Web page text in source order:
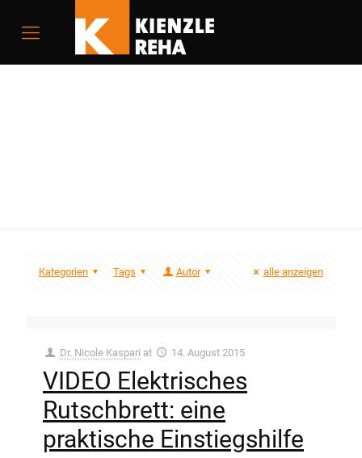
Kategorien Tags Autor alle anzeigen
Dr. Nicole Kaspari at 14. August 2015
VIDEO Elektrisches
Rutschbrett: eine
praktische Einstiegshilfe